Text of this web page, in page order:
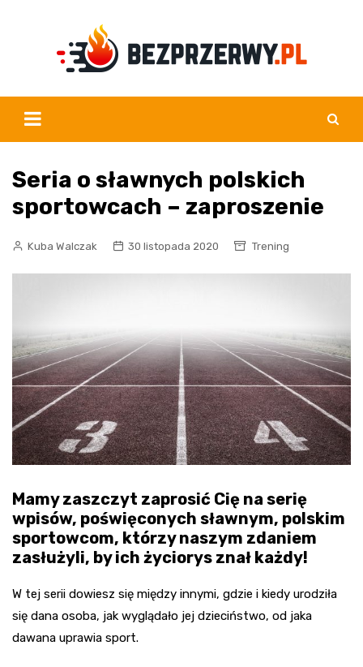
Seria o sławnych polskich
sportowcach – zaproszenie
Kuba Walczak 30 listopada 2020 Trening
Mamy zaszczyt zaprosić Cię na serię
wpisów, poświęconych sławnym, polskim
sportowcom, którzy naszym zdaniem
zasłużyli, by ich życiorys znał każdy!
W tej serii dowiesz się między innymi, gdzie i kiedy urodziła
się dana osoba, jak wyglądało jej dzieciństwo, od jaka
dawana uprawia sport.